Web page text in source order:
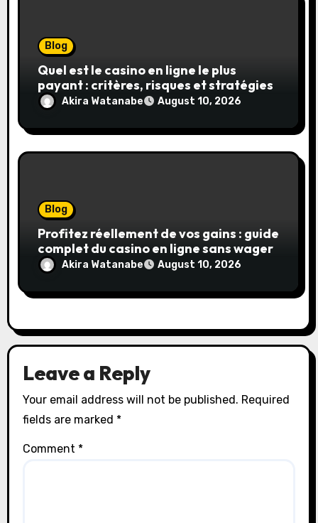
Blog
Quel est le casino en ligne le plus
payant : critères, risques et stratégies
Akira Watanabe August 10, 2026
Blog
Profitez réellement de vos gains : guide
complet du casino en ligne sans wager
Akira Watanabe August 10, 2026
Leave a Reply
Your email address will not be published. Required
fields are marked *
Comment *